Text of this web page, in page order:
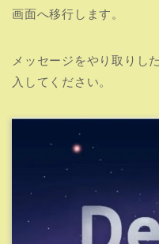
画面へ移行します。
メッセージをやり取りし
入してください。